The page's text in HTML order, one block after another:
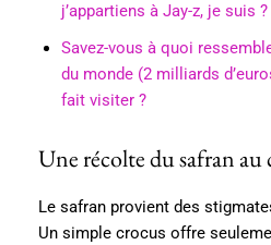
j’appartiens à Jay-z, je suis ?
Savez-vous à quoi
du monde (2 milliards
fait visiter ?
Une récolte du safran
Le safran provient des
Un simple crocus offre